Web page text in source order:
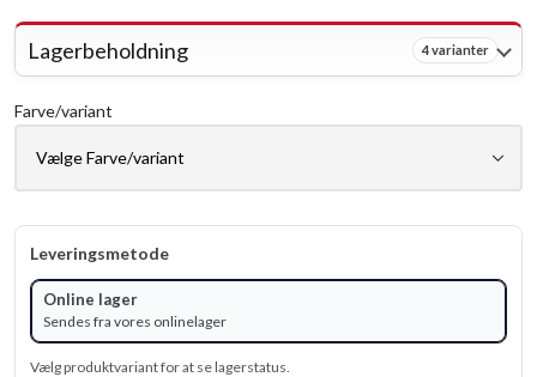
Lagerbeholdning 4 varianter
Farve/variant
Leveringsmetode
Online lager
Sendes fra vores onlinelager
Vælg produktvariant for at se lagerstatus.